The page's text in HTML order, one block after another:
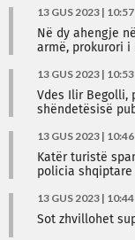
13 GUS 2023 | 10:57
Në dy ahengje
armë, prokurori i
13 GUS 2023 | 10:53
Vdes Ilir Begolli,
shëndetësisë
13 GUS 2023 | 10:46
Katër turistë
policia shqiptare
13 GUS 2023 | 10:44
Sot zhvillohet